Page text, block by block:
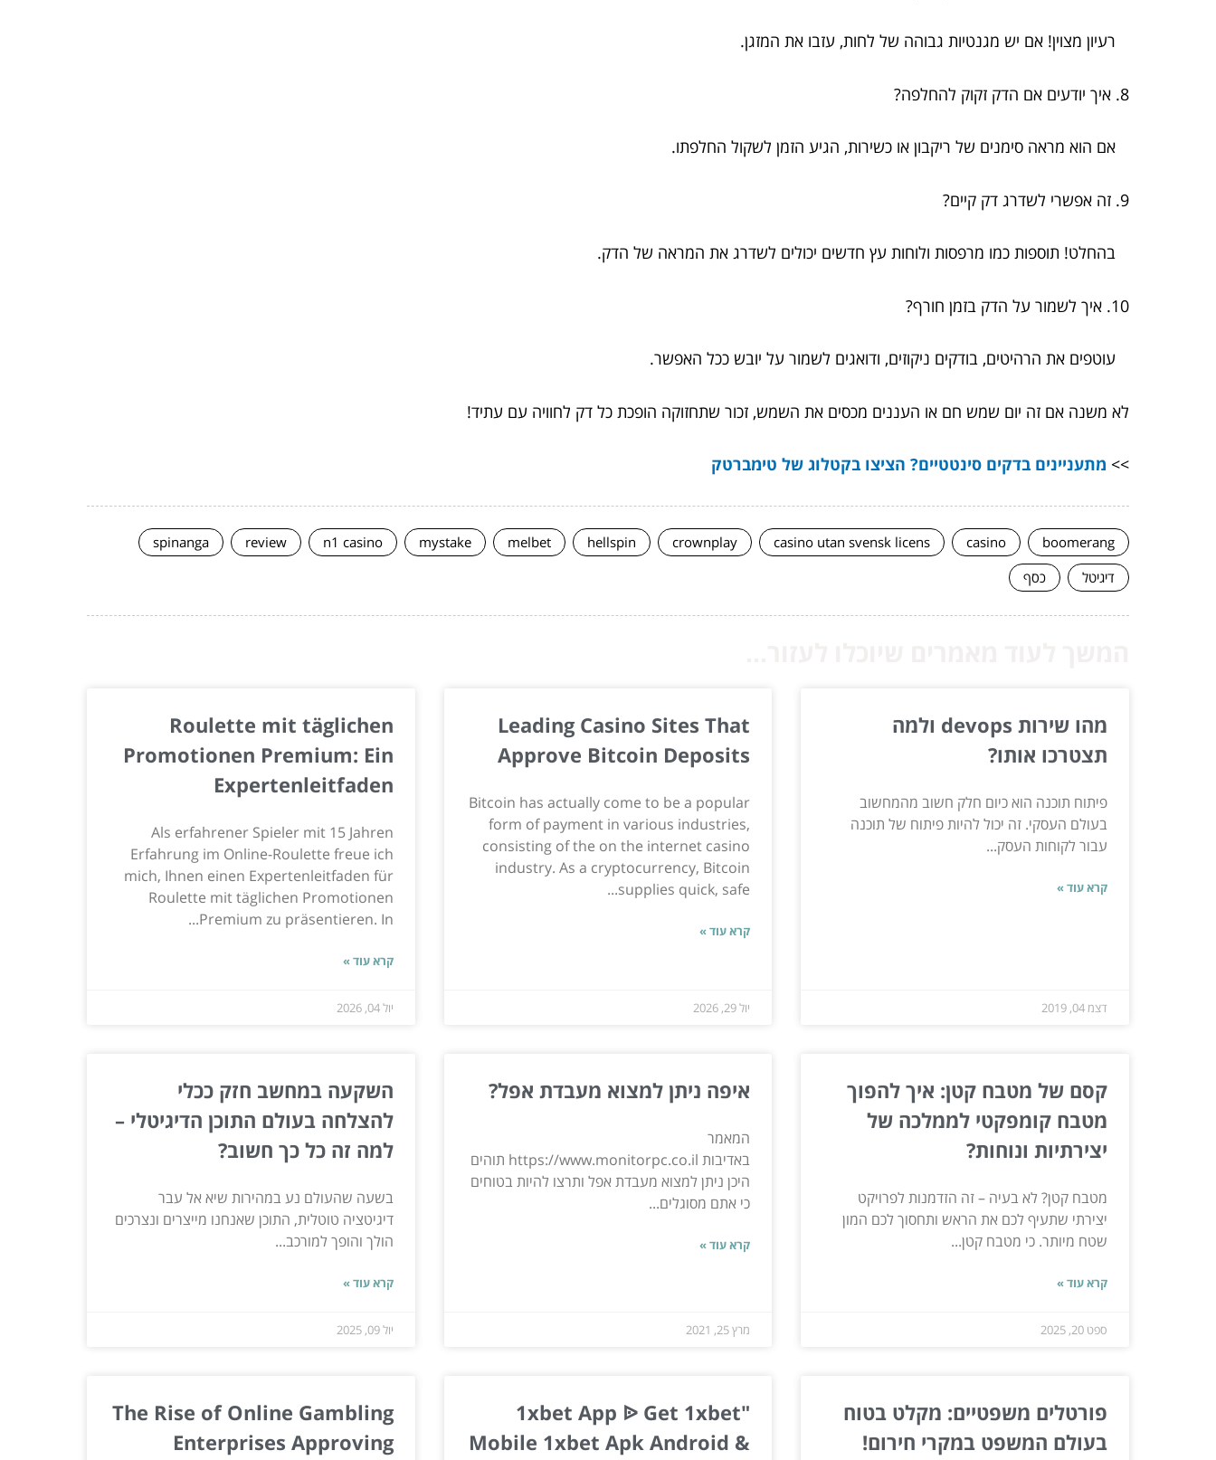
רעיון מצוין! אם יש מגנטיות גבוהה של לחות, עזבו את המזגן.
8. איך יודעים אם הדק זקוק להחלפה?
אם הוא מראה סימנים של ריקבון או כשירות, הגיע הזמן לשקול החלפתו.
9. זה אפשרי לשדרג דק קיים?
בהחלט! תוספות כמו מרפסות ולוחות עץ חדשים יכולים לשדרג את המראה של הדק.
10. איך לשמור על הדק בזמן חורף?
עוטפים את הרהיטים, בודקים ניקוזים, ודואגים לשמור על יובש ככל האפשר.
לא משנה אם זה יום שמש חם או העננים מכסים את השמש, זכור שתחזוקה הופכת כל דק לחוויה עם עתיד!
>> מתעניינים בדקים סינטטיים? הציצו בקטלוג של טימברטק
boomerang
casino
casino utan svensk licens
crownplay
hellspin
melbet
mystake
n1 casino
review
spinanga
דיגיטל
כסף
מהו שירות devops ולמה
תצטרכו אותו?
פיתוח תוכנה הוא כיום חלק חשוב מהמחשוב
בעולם העסקי. זה יכול להיות פיתוח של תוכנה
עבור לקוחות העסק...
קרא עוד »
דצמ 04, 2019
Leading Casino Sites That
Approve Bitcoin Deposits
Bitcoin has actually come to be a popular
form of payment in various industries,
consisting of the on the internet casino
industry. As a cryptocurrency, Bitcoin
supplies quick, safe...
קרא עוד »
יול 29, 2026
Roulette mit täglichen
Promotionen Premium: Ein
Expertenleitfaden
Als erfahrener Spieler mit 15 Jahren
Erfahrung im Online-Roulette freue ich
mich, Ihnen einen Expertenleitfaden für
Roulette mit täglichen Promotionen
Premium zu präsentieren. In...
קרא עוד »
יול 04, 2026
קסם של מטבח קטן: איך להפוך
מטבח קומפקטי לממלכה של
יצירתיות ונוחות?
מטבח קטן? לא בעיה – זה הזדמנות לפרויקט
יצירתי שתעיף לכם את הראש ותחסוך לכם המון
שטח מיותר. כי מטבח קטן...
קרא עוד »
ספט 20, 2025
איפה ניתן למצוא מעבדת אפל?
המאמר
באדיבות https://www.monitorpc.co.il תוהים
היכן ניתן למצוא מעבדת אפל ותרצו להיות בטוחים
כי אתם מסוגלים...
קרא עוד »
מרץ 25, 2021
השקעה במחשב חזק ככלי
להצלחה בעולם התוכן הדיגיטלי –
למה זה כל כך חשוב?
בשעה שהעולם נע במהירות שיא אל עבר
דיגיטציה טוטלית, התוכן שאנחנו מייצרים ונצרכים
הולך והופך למורכב...
קרא עוד »
יול 09, 2025
פורטלים משפטיים: מקלט בטוח
בעולם המשפט במקרי חירום!
"1xbet App ᐉ Get 1xbet
Mobile 1xbet Apk Android &
The Rise of Online Gambling
Enterprises Approving